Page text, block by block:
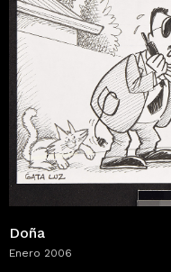
Doña
Enero 2006